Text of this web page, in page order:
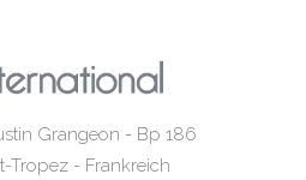
Grangeon - Bp 186
Tropez - Frankreich